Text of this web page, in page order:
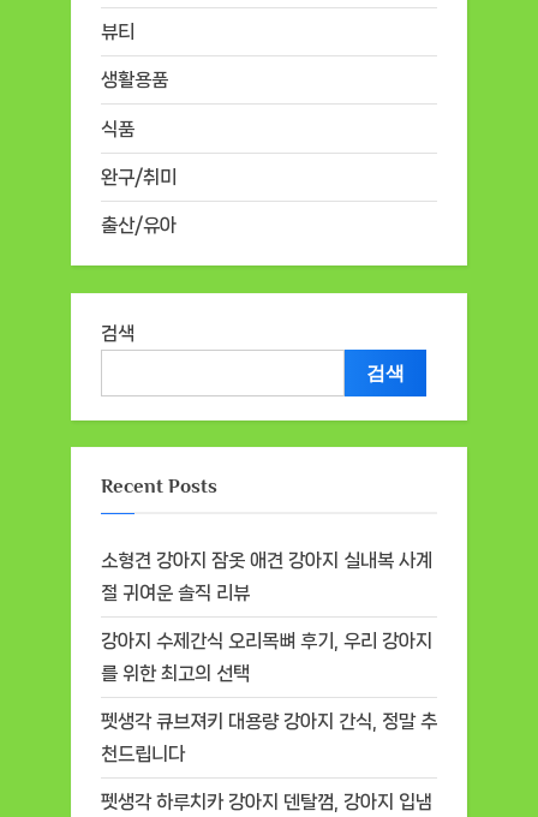
뷰티
생활용품
식품
완구/취미
출산/유아
검색
검색
Recent Posts
소형견 강아지 잠옷 애견 강아지 실내복 사계
절 귀여운 솔직 리뷰
강아지 수제간식 오리목뼈 후기, 우리 강아지
를 위한 최고의 선택
펫생각 큐브져키 대용량 강아지 간식, 정말 추
천드립니다
펫생각 하루치카 강아지 덴탈껌, 강아지 입냄